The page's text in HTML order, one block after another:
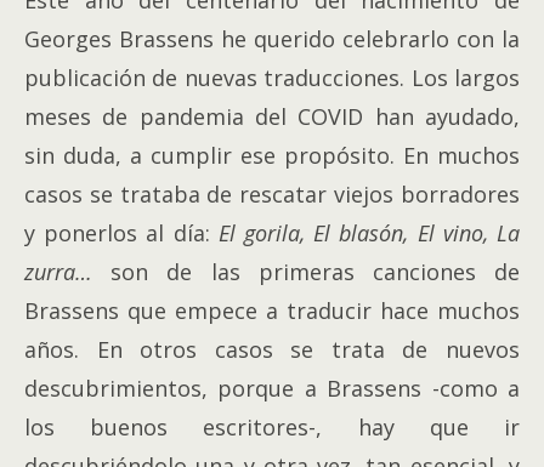
Georges Brassens he querido celebrarlo con la
publicación de nuevas traducciones. Los largos
meses de pandemia del COVID han ayudado,
sin duda, a cumplir ese propósito. En muchos
casos se trataba de rescatar viejos borradores
y ponerlos al día: El gorila,El blasón, El vino,La
zurra… son de las primeras canciones de
Brassens que empece a traducir hace muchos
años. En otros casos se trata de nuevos
descubrimientos, porque a Brassens -como a
los buenos escritores-, hay que ir